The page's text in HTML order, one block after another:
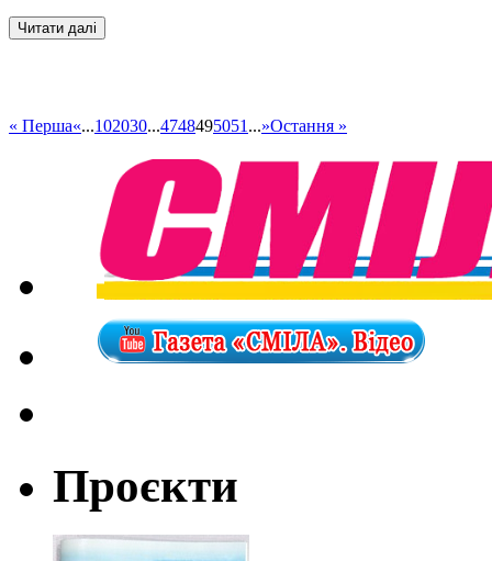
« Перша«...102030...4748495051 ...»Остання »
Проєкти